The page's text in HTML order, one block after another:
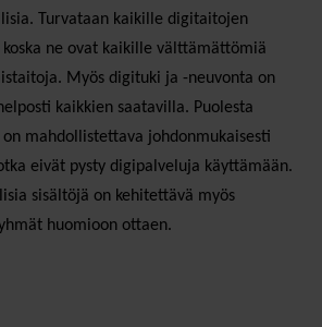
Turvataan kaikille digitaitojen
koska ne ovat kaikille välttämättömiä
Myös digituki ja -neuvonta on
kaikkien saatavilla. Puolesta
mahdollistettava johdonmukaisesti
eivät pysty digipalveluja käyttämään.
sisältöjä on kehitettävä myös
huomioon ottaen.